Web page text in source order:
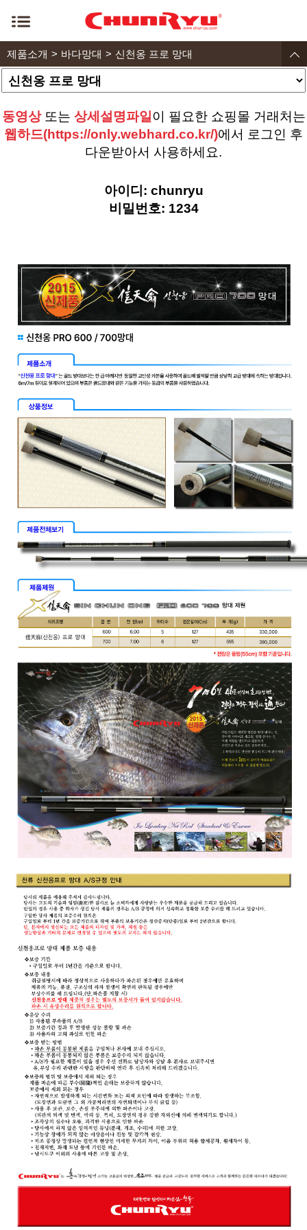
제품소개 바다망대 신천옹 프로 망대
동영상또는 상세설명파일 이 필요한 쇼핑몰 거래처는
웹하드(https://only.webhard.co.kr/)에서 로그인 후
다운받아서 사용하세요.
아이디: chunryu
비밀번호: 1234